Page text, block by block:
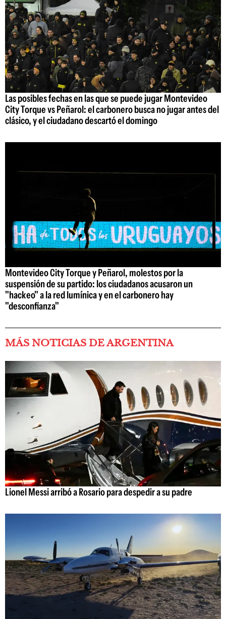
Las posibles fechas en las que se puede jugar Montevideo
City Torque vs Peñarol: el carbonero busca no jugar antes del
clásico, y el ciudadano descartó el domingo
Montevideo City Torque y Peñarol, molestos por la
suspensión de su partido: los ciudadanos acusaron un
"hackeo" a la red lumínica y en el carbonero hay
"desconfianza"
MÁS NOTICIAS DE ARGENTINA
Lionel Messi arribó a Rosario para despedir a su padre